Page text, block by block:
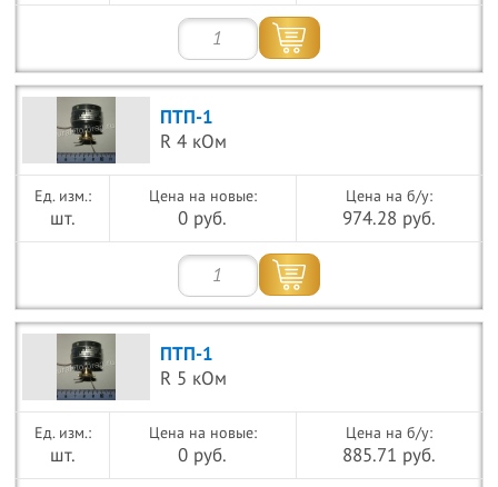
ПТП-1
R 4 кОм
шт.
Цена на новые:
0 руб.
Цена на б/у:
974.28 руб.
ПТП-1
R 5 кОм
шт.
Цена на новые:
0 руб.
Цена на б/у:
885.71 руб.